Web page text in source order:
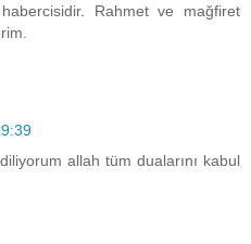
Rahmet ve mağfiret
allah tüm dualarını kabul